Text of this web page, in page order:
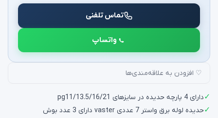
تماس تلفنی
واتساپ
♡ افزودن به علاقه‌مندی‌ها
✓دارای 4 پارچه حدیده در سایزهای pg11/13.5/16/21
✓حدیده لوله برق واستر 7 عددی vaster دارای 3 عدد بوش